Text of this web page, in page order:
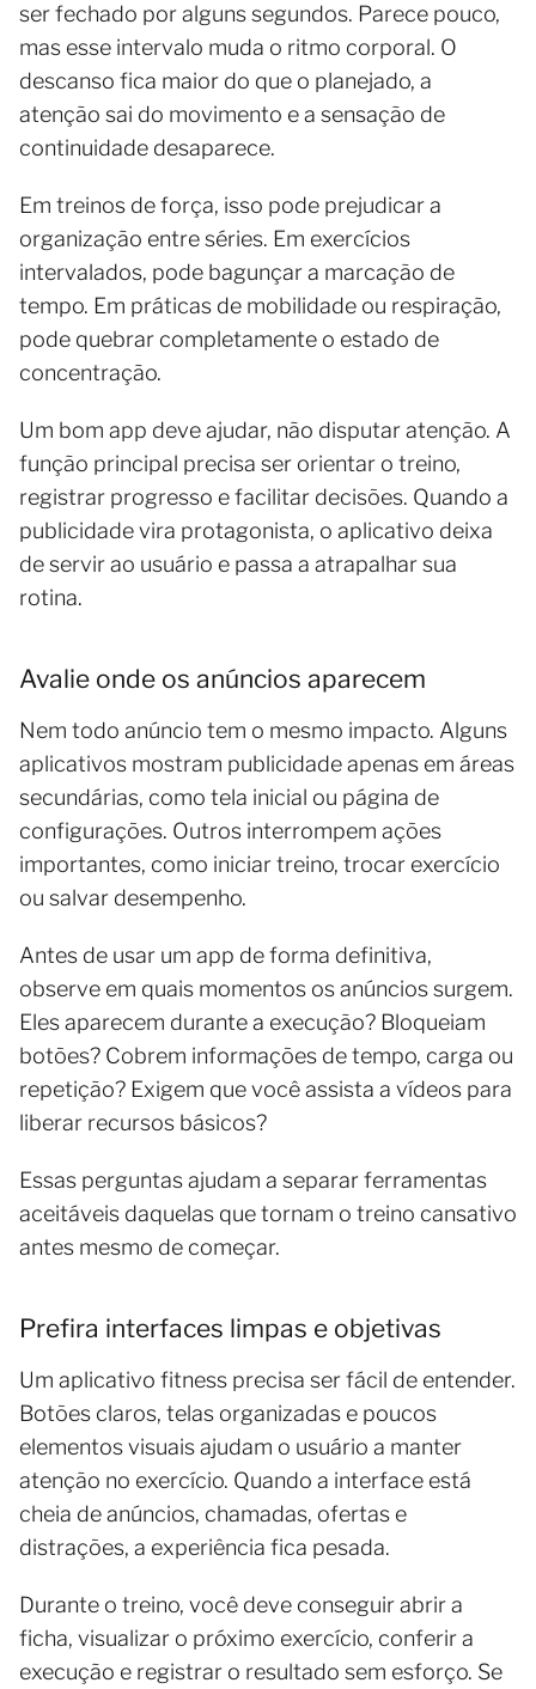
ser fechado por alguns segundos. Parece pouco,
mas esse intervalo muda o ritmo corporal. O
descanso fica maior do que o planejado, a
atenção sai do movimento e a sensação de
continuidade desaparece.
Em treinos de força, isso pode prejudicar a
organização entre séries. Em exercícios
intervalados, pode bagunçar a marcação de
tempo. Em práticas de mobilidade ou respiração,
pode quebrar completamente o estado de
concentração.
Um bom app deve ajudar, não disputar atenção. A
função principal precisa ser orientar o treino,
registrar progresso e facilitar decisões. Quando a
publicidade vira protagonista, o aplicativo deixa
de servir ao usuário e passa a atrapalhar sua
rotina.
Avalie onde os anúncios aparecem
Nem todo anúncio tem o mesmo impacto. Alguns
aplicativos mostram publicidade apenas em áreas
secundárias, como tela inicial ou página de
configurações. Outros interrompem ações
importantes, como iniciar treino, trocar exercício
ou salvar desempenho.
Antes de usar um app de forma definitiva,
observe em quais momentos os anúncios surgem.
Eles aparecem durante a execução? Bloqueiam
botões? Cobrem informações de tempo, carga ou
repetição? Exigem que você assista a vídeos para
liberar recursos básicos?
Essas perguntas ajudam a separar ferramentas
aceitáveis daquelas que tornam o treino cansativo
antes mesmo de começar.
Prefira interfaces limpas e objetivas
Um aplicativo fitness precisa ser fácil de entender.
Botões claros, telas organizadas e poucos
elementos visuais ajudam o usuário a manter
atenção no exercício. Quando a interface está
cheia de anúncios, chamadas, ofertas e
distrações, a experiência fica pesada.
Durante o treino, você deve conseguir abrir a
ficha, visualizar o próximo exercício, conferir a
execução e registrar o resultado sem esforço. Se